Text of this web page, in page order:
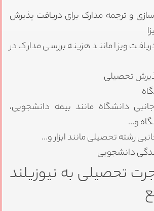
و ترجمه مدارک برای دریافت پذیرش
ویزا مانند هزینه بررسی مدارک در
تحصیلی
دانشگاه مانند بیمه دانشجویی،
و…
رشته تحصیلی مانند ابزار و…
دانشجویی
تحصیلی به نیوزیلند